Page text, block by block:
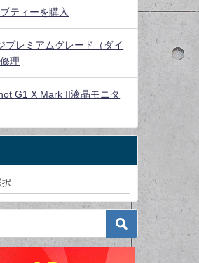
ティーを購入
プレミアムグレード（ダイ
理
G1 X Mark II液晶モニタ